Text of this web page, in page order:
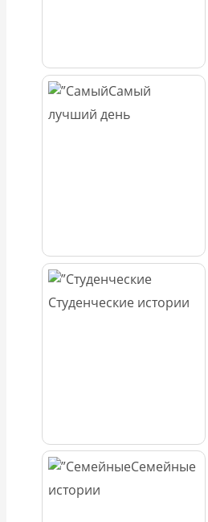
Самый
лучший день
Студенческие истории
Семейные
истории